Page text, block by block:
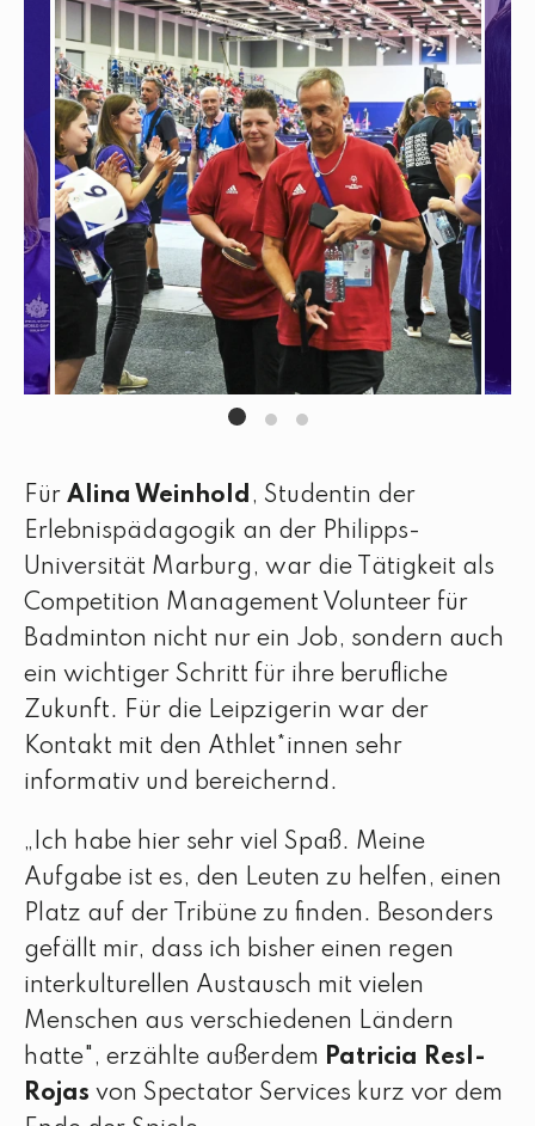
Für Alina Weinhold , Studentin der
Erlebnispädagogik an der Philipps-
Universität Marburg, war die Tätigkeit als
Competition Management Volunteer für
Badminton nicht nur ein Job, sondern auch
ein wichtiger Schritt für ihre berufliche
Zukunft. Für die Leipzigerin war der
Kontakt mit den Athlet*innen sehr
informativ und bereichernd.
„Ich habe hier sehr viel Spaß. Meine
Aufgabe ist es, den Leuten zu helfen, einen
Platz auf der Tribüne zu finden. Besonders
gefällt mir, dass ich bisher einen regen
interkulturellen Austausch mit vielen
Menschen aus verschiedenen Ländern
hatte", erzählte außerdem Patricia Resl-
Rojas von Spectator Services kurz vor dem